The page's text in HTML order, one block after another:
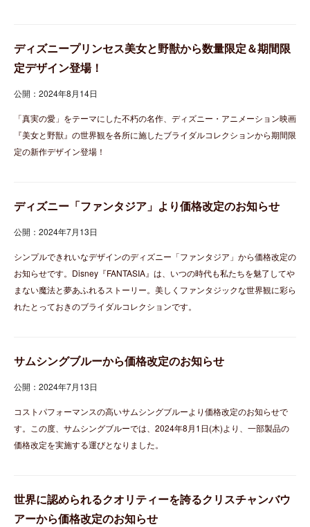
ディズニープリンセス美女と野獣から数量限定＆期間限
定デザイン登場！
公開：2024年8月14日
「真実の愛」をテーマにした不朽の名作、ディズニー・アニメーション映画
『美女と野獣』の世界観を各所に施したブライダルコレクションから期間限
定の新作デザイン登場！
ディズニー「ファンタジア」より価格改定のお知らせ
公開：2024年7月13日
シンプルできれいなデザインのディズニー「ファンタジア」から価格改定の
お知らせです。Disney『FANTASIA』は、いつの時代も私たちを魅了してや
まない魔法と夢あふれるストーリー。美しくファンタジックな世界観に彩ら
れたとっておきのブライダルコレクションです。
サムシングブルーから価格改定のお知らせ
公開：2024年7月13日
コストパフォーマンスの高いサムシングブルーより価格改定のお知らせで
す。この度、サムシングブルーでは、2024年8月1日(木)より、一部製品の
価格改定を実施する運びとなりました。
世界に認められるクオリティーを誇るクリスチャンバウ
アーから価格改定のお知らせ